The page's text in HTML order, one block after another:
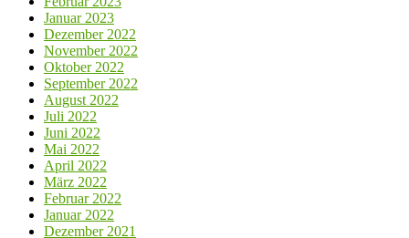
Januar 2023
Dezember 2022
November 2022
Oktober 2022
September 2022
August 2022
Juli 2022
Juni 2022
Mai 2022
April 2022
März 2022
Februar 2022
Januar 2022
Dezember 2021